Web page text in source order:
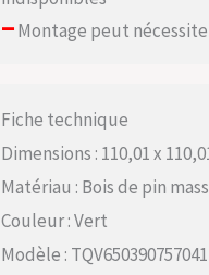
–Montage peut
Fiche technique
Dimensions : 110,01 x
Matériau : Bois de pin
Couleur : Vert
Modèle :